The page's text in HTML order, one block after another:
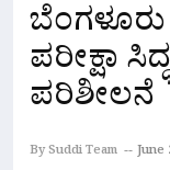
ಬೆಂಗಳೂರು
ಪರೀಕ್ಷಾ
ಪರಿಶೀಲನೆ
By Suddi Team June